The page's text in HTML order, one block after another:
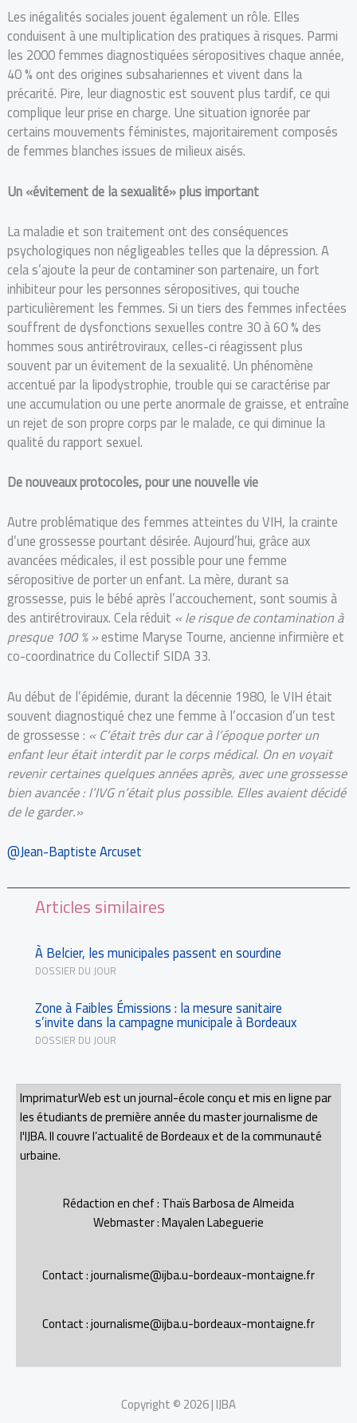
Les inégalités sociales jouent également un rôle. Elles
conduisent à une multiplication des pratiques à risques. Parmi
les 2000 femmes diagnostiquées séropositives chaque année,
40 % ont des origines subsahariennes et vivent dans la
précarité. Pire, leur diagnostic est souvent plus tardif, ce qui
complique leur prise en charge. Une situation ignorée par
certains mouvements féministes, majoritairement composés
de femmes blanches issues de milieux aisés.
Un «évitement de la sexualité» plus important
La maladie et son traitement ont des conséquences
psychologiques non négligeables telles que la dépression. A
cela s’ajoute la peur de contaminer son partenaire, un fort
inhibiteur pour les personnes séropositives, qui touche
particulièrement les femmes. Si un tiers des femmes infectées
souffrent de dysfonctions sexuelles contre 30 à 60 % des
hommes sous antirétroviraux, celles-ci réagissent plus
souvent par un évitement de la sexualité. Un phénomène
accentué par la lipodystrophie, trouble qui se caractérise par
une accumulation ou une perte anormale de graisse, et entraîne
un rejet de son propre corps par le malade, ce qui diminue la
qualité du rapport sexuel.
De nouveaux protocoles, pour une nouvelle vie
Autre problématique des femmes atteintes du VIH, la crainte
d’une grossesse pourtant désirée. Aujourd’hui, grâce aux
avancées médicales, il est possible pour une femme
séropositive de porter un enfant. La mère, durant sa
grossesse, puis le bébé après l’accouchement, sont soumis à
des antirétroviraux. Cela réduit « le risque de contamination à
presque 100 % »estime Maryse Tourne, ancienne infirmière et
co-coordinatrice du Collectif SIDA 33.
Au début de l’épidémie, durant la décennie 1980, le VIH était
souvent diagnostiqué chez une femme à l’occasion d’un test
de grossesse : « C’était très dur car à l’époque porter un
enfant leur était interdit par le corps médical. On en voyait
revenir certaines quelques années après, avec une grossesse
bien avancée : l’IVG n’était plus possible. Elles avaient décidé
de le garder.»
@Jean-Baptiste Arcuset
Articles similaires
À Belcier, les municipales passent en sourdine
DOSSIER DU JOUR
Zone à Faibles Émissions : la mesure sanitaire
s’invite dans la campagne municipale à Bordeaux
DOSSIER DU JOUR
ImprimaturWeb est un journal-école conçu et mis en ligne par
les étudiants de première année du master journalisme de
l'IJBA. Il couvre l’actualité de Bordeaux et de la communauté
urbaine.
Rédaction en chef : Thaïs Barbosa de Almeida
Webmaster : Mayalen Labeguerie
Contact : journalisme@ijba.u-bordeaux-montaigne.fr
Contact : journalisme@ijba.u-bordeaux-montaigne.fr
Copyright © 2026 | IJBA